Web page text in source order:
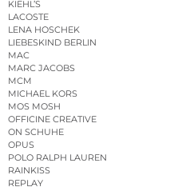
KIEHL’S
LACOSTE
LENA HOSCHEK
LIEBESKIND BERLIN
MAC
MARC JACOBS
MCM
MICHAEL KORS
MOS MOSH
OFFICINE CREATIVE
ON SCHUHE
OPUS
POLO RALPH LAUREN
RAINKISS
REPLAY